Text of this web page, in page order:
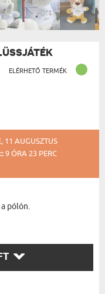
ELÉRHETŐ TERMÉK
11 AUGUSZTUS
9 ÓRA 23 PERC
pólón.